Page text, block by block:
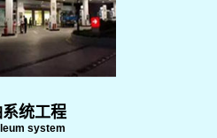
统工程
system